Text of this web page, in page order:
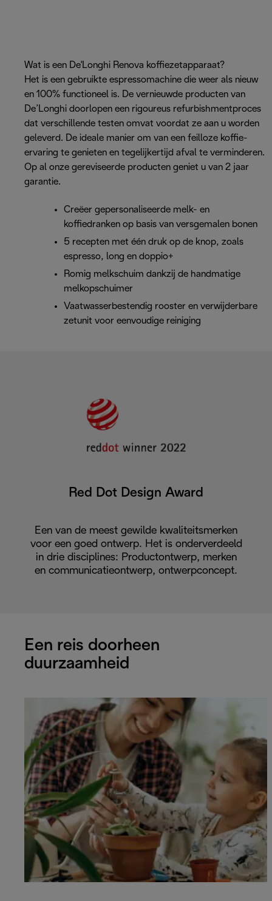
Wat is een De'Longhi Renova koffiezetapparaat?
Het is een gebruikte espressomachine die weer als nieuw
en 100% functioneel is. De vernieuwde producten van
De’Longhi doorlopen een rigoureus refurbishmentproces
dat verschillende testen omvat voordat ze aan u worden
geleverd. De ideale manier om van een feilloze koffie-
ervaring te genieten en tegelijkertijd afval te verminderen.
Op al onze gereviseerde producten geniet u van 2 jaar
garantie.
Creëer gepersonaliseerde melk- en
koffiedranken op basis van versgemalen bonen
5 recepten met één druk op de knop, zoals
espresso, long en doppio+
Romig melkschuim dankzij de handmatige
melkopschuimer
Vaatwasserbestendig rooster en verwijderbare
zetunit voor eenvoudige reiniging
Red Dot Design Award
Een van de meest gewilde kwaliteitsmerken
voor een goed ontwerp. Het is onderverdeeld
in drie disciplines: Productontwerp, merken
en communicatieontwerp, ontwerpconcept.
Een reis doorheen
duurzaamheid